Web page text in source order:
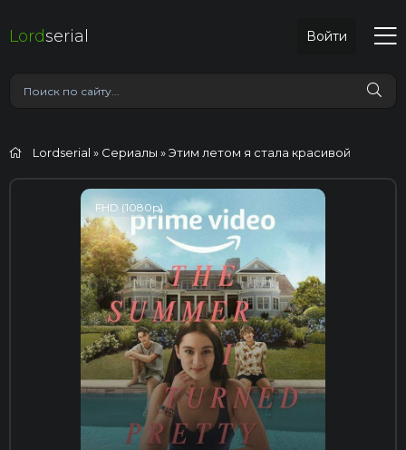
Lordserial Войти
Lordserial » Сериалы » Этим летом я стала красивой
FHD (1080p)